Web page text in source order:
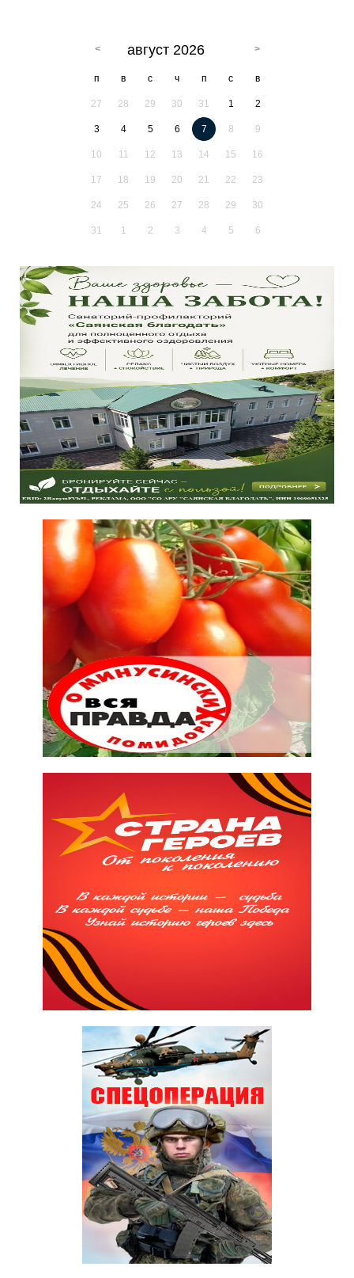
август 2026
п в с ч п с в
27 28 29 30 31 1 2
3 4 5 6 7 8 9
10 11 12 13 14 15 16
17 18 19 20 21 22 23
24 25 26 27 28 29 30
31 1 2 3 4 5 6